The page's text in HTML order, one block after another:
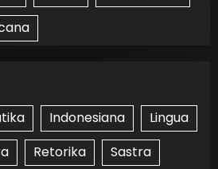
Indonesiana
Lingua
Retorika
Sastra